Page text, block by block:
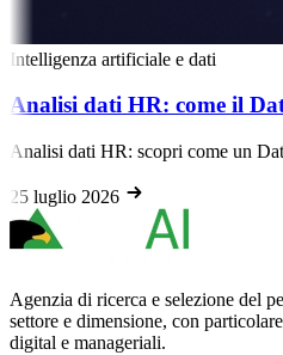
Intelligenza artificiale e dati
Analisi dati HR: come il
Analisi dati HR: scopri come un
25 luglio 2026
Agenzia di ricerca e selezione del
settore e dimensione, con
digital e manageriali.